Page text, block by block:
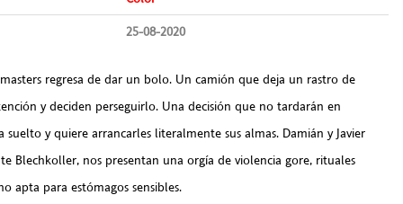
25-08-2020
regresa de dar un bolo. Un camión que deja un rastro de
y deciden perseguirlo. Una decisión que no tardarán en
y quiere arrancarles literalmente sus almas. Damián y Javier
Blechkoller, nos presentan una orgía de violencia gore, rituales
apta para estómagos sensibles.